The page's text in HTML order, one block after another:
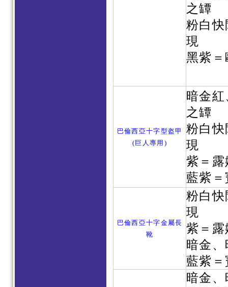
之罈
粉白
現
黑紫
巴倫西亞十字型盔甲
(巨人專用)
暗金
之罈
粉白
現
紫＝
藍紫
巴倫西亞十字金屬長
靴
粉白
現
紫＝
暗金
藍紫
暗金